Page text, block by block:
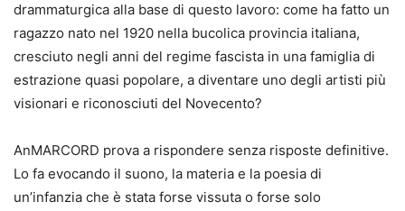
drammaturgica alla base di questo lavoro: come ha fatto un
ragazzo nato nel 1920 nella bucolica provincia italiana,
cresciuto negli anni del regime fascista in una famiglia di
estrazione quasi popolare, a diventare uno degli artisti più
visionari e riconosciuti del Novecento?
AnMARCORD prova a rispondere senza risposte definitive.
Lo fa evocando il suono, la materia e la poesia di
un’infanzia che è stata forse vissuta o forse solo